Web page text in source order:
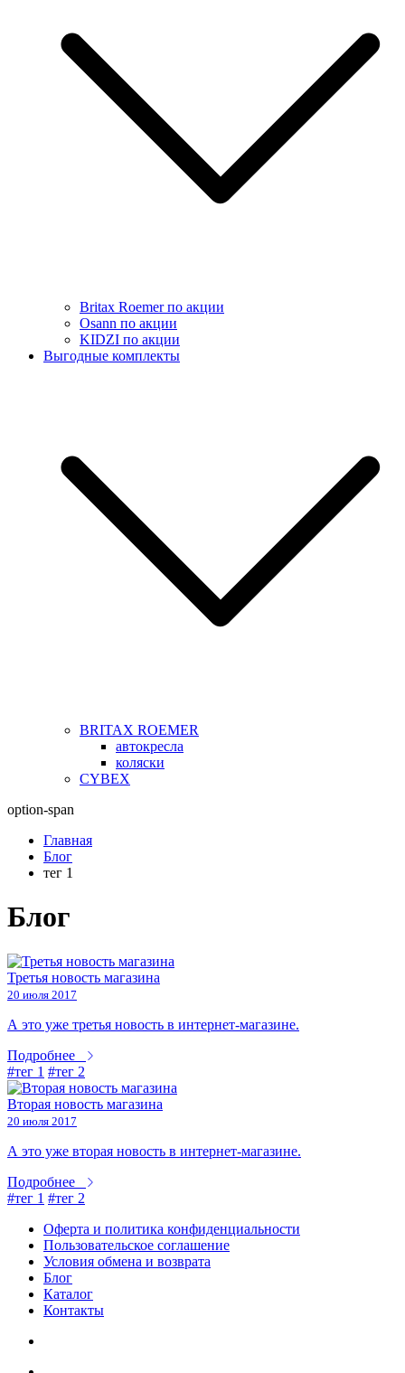
Britax Roemer по акции
Osann по акции
KIDZI по акции
Выгодные комплекты
BRITAX ROEMER
автокресла
коляски
CYBEX
option-span
Главная
Блог
тег 1
Блог
Третья новость магазина
20 июля 2017
А это уже третья новость в интернет-магазине.
Подробнее
#тег 1 #тег 2
Вторая новость магазина
20 июля 2017
А это уже вторая новость в интернет-магазине.
Подробнее
#тег 1 #тег 2
Оферта и политика конфиденциальности
Пользовательское соглашение
Условия обмена и возврата
Блог
Каталог
Контакты